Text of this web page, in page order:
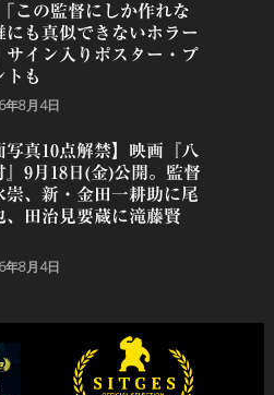
この監督にしか作れな
にも真似できないホラー
サイン入りポスター・プ
トも
年8月4日
写真10点解禁】映画『八
』9月18日(金)公開。監督
崇、新・金田一耕助に尾
、田治見要蔵に滝藤賢
年8月4日